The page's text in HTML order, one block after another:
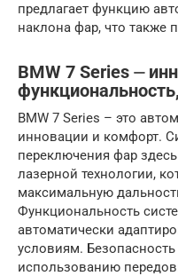
предлагает функцию
наклона фар, что также
BMW 7 Series ⏤
BMW 7 Series – это
инновации и комфорт.
переключения фар
лазерной технологии,
максимальную
Функциональность
автоматически
условиям.
использованию